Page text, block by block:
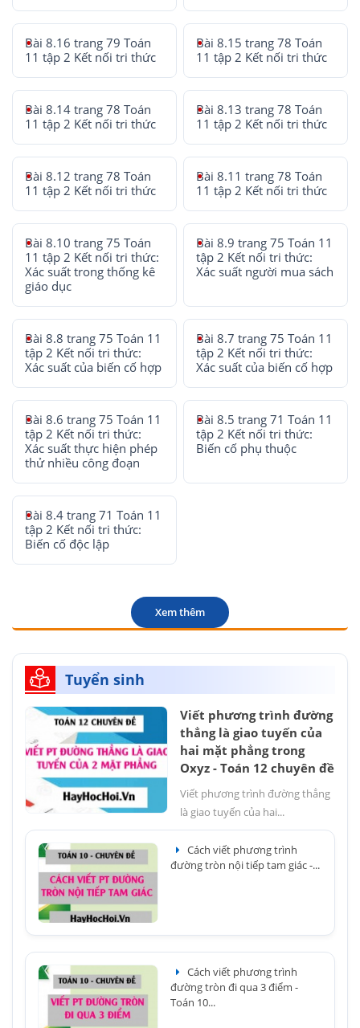
Bài 8.16 trang 79 Toán
11 tập 2 Kết nối tri thức
Bài 8.15 trang 78 Toán
11 tập 2 Kết nối tri thức
Bài 8.14 trang 78 Toán
11 tập 2 Kết nối tri thức
Bài 8.13 trang 78 Toán
11 tập 2 Kết nối tri thức
Bài 8.12 trang 78 Toán
11 tập 2 Kết nối tri thức
Bài 8.11 trang 78 Toán
11 tập 2 Kết nối tri thức
Bài 8.10 trang 75 Toán
11 tập 2 Kết nối tri thức:
Xác suất trong thống kê
giáo dục
Bài 8.9 trang 75 Toán 11
tập 2 Kết nối tri thức:
Xác suất người mua sách
Bài 8.8 trang 75 Toán 11
tập 2 Kết nối tri thức:
Xác suất của biến cố hợp
Bài 8.7 trang 75 Toán 11
tập 2 Kết nối tri thức:
Xác suất của biến cố hợp
Bài 8.6 trang 75 Toán 11
tập 2 Kết nối tri thức:
Xác suất thực hiện phép
thử nhiều công đoạn
Bài 8.5 trang 71 Toán 11
tập 2 Kết nối tri thức:
Biến cố phụ thuộc
Bài 8.4 trang 71 Toán 11
tập 2 Kết nối tri thức:
Biến cố độc lập
Xem thêm
Tuyển sinh
Viết phương trình đường
thẳng là giao tuyến của
hai mặt phẳng trong
Oxyz - Toán 12 chuyên đề
Viết phương trình đường thẳng
là giao tuyến của hai...
Cách viết phương trình
đường tròn nội tiếp tam giác -...
Cách viết phương trình
đường tròn đi qua 3 điểm -
Toán 10...